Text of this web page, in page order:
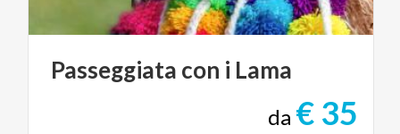
Passeggiata con i Lama
da € 35